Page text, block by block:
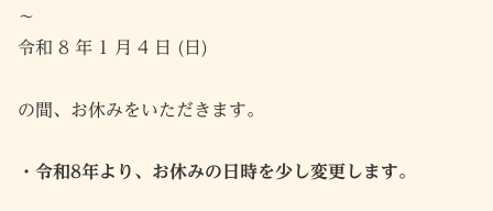
〜
令和 8 年 1 月 4 日 (日)
の間、お休みをいただきます。
・令和8年より、お休みの日時を少し変更します。